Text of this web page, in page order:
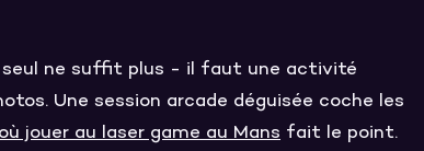
seul ne suffit plus - il faut une activité
Une session arcade déguisée coche les
jouer au laser game au Mans fait le point.